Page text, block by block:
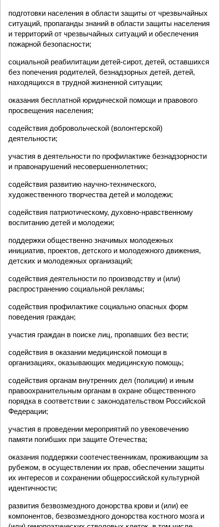
подготовки населения в области защиты от чрезвычайных
ситуаций, пропаганды знаний в области защиты населения
и территорий от чрезвычайных ситуаций и обеспечения
пожарной безопасности;
социальной реабилитации детей-сирот, детей, оставшихся
без попечения родителей, безнадзорных детей, детей,
находящихся в трудной жизненной ситуации;
оказания бесплатной юридической помощи и правового
просвещения населения;
содействия добровольческой (волонтерской)
деятельности;
участия в деятельности по профилактике безнадзорности
и правонарушений несовершеннолетних;
содействия развитию научно-технического,
художественного творчества детей и молодежи;
содействия патриотическому, духовно-нравственному
воспитанию детей и молодежи;
поддержки общественно значимых молодежных
инициатив, проектов, детского и молодежного движения,
детских и молодежных организаций;
содействия деятельности по производству и (или)
распространению социальной рекламы;
содействия профилактике социально опасных форм
поведения граждан;
участия граждан в поиске лиц, пропавших без вести;
содействия в оказании медицинской помощи в
организациях, оказывающих медицинскую помощь;
содействия органам внутренних дел (полиции) и иным
правоохранительным органам в охране общественного
порядка в соответствии с законодательством Российской
Федерации;
участия в проведении мероприятий по увековечению
памяти погибших при защите Отечества;
оказания поддержки соотечественникам, проживающим за
рубежом, в осуществлении их прав, обеспечении защиты
их интересов и сохранении общероссийской культурной
идентичности;
развития безвозмездного донорства крови и (или) ее
компонентов, безвозмездного донорства костного мозга и